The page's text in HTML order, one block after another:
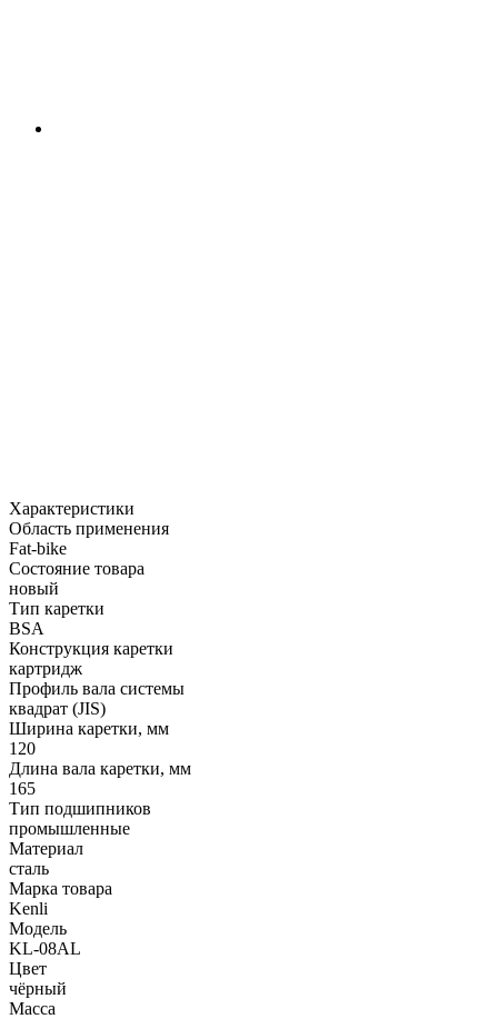
Характеристики
Область применения
Fat-bike
Состояние товара
новый
Тип каретки
BSA
Конструкция каретки
картридж
Профиль вала системы
квадрат (JIS)
Ширина каретки, мм
120
Длина вала каретки, мм
165
Тип подшипников
промышленные
Материал
сталь
Марка товара
Kenli
Модель
KL-08AL
Цвет
чёрный
Масса